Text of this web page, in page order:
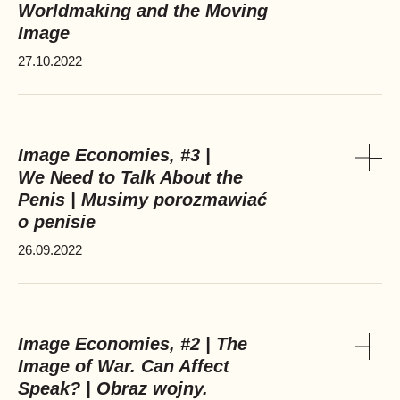
Worldmaking and the Moving
Image
27.10.2022
Image Economies, #3 |
We Need to Talk About the
Penis | Musimy porozmawiać
o penisie
26.09.2022
Image Economies, #2 | The
Image of War. Can Affect
Speak? | Obraz wojny.